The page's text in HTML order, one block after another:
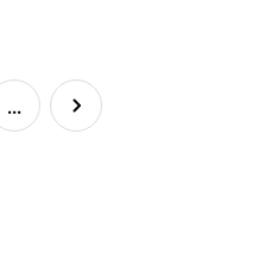
...